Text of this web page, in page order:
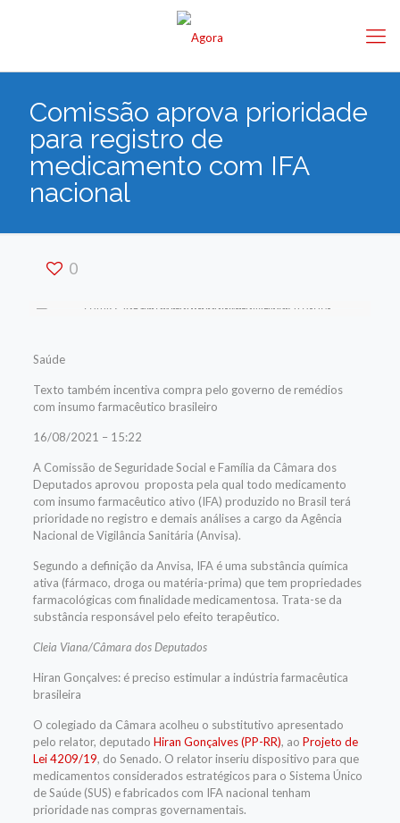
Comissão aprova prioridade
para registro de
medicamento com IFA
nacional
0
Saúde
Texto também incentiva compra pelo governo de remédios
com insumo farmacêutico brasileiro
16/08/2021 – 15:22
A Comissão de Seguridade Social e Família da Câmara dos
Deputados aprovou proposta pela qual todo medicamento
com insumo farmacêutico ativo (IFA) produzido no Brasil terá
prioridade no registro e demais análises a cargo da Agência
Nacional de Vigilância Sanitária (Anvisa).
Segundo a definição da Anvisa, IFA é uma substância química
ativa (fármaco, droga ou matéria-prima) que tem propriedades
farmacológicas com finalidade medicamentosa. Trata-se da
substância responsável pelo efeito terapêutico.
Cleia Viana/Câmara dos Deputados
Hiran Gonçalves: é preciso estimular a indústria farmacêutica
brasileira
O colegiado da Câmara acolheu o substitutivo apresentado
pelo relator, deputado Hiran Gonçalves (PP-RR), ao Projeto de
Lei 4209/19, do Senado. O relator inseriu dispositivo para que
medicamentos considerados estratégicos para o Sistema Único
de Saúde (SUS) e fabricados com IFA nacional tenham
prioridade nas compras governamentais.